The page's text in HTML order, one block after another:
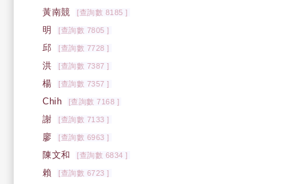
黃南競 [查詢數 8185 ]
明 [查詢數 7805 ]
邱 [查詢數 7728 ]
洪 [查詢數 7387 ]
楊 [查詢數 7357 ]
Chih [查詢數 7168 ]
謝 [查詢數 7133 ]
廖 [查詢數 6963 ]
陳文和 [查詢數 6834 ]
賴 [查詢數 6723 ]